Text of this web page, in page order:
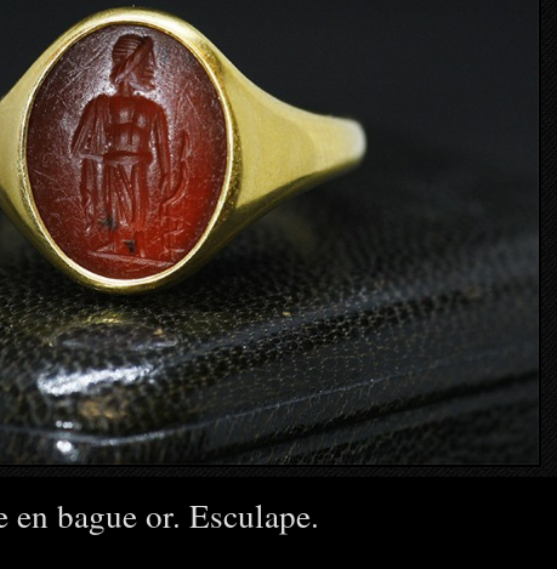
bague or. Esculape.